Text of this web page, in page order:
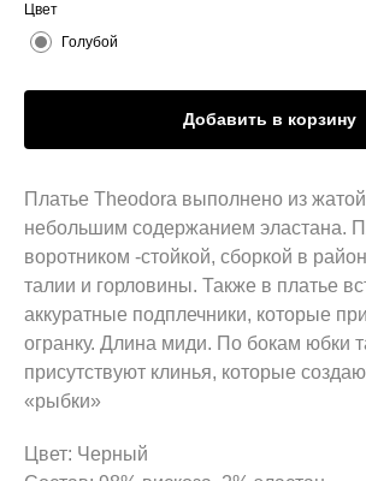
Цвет
Голубой
Добавить в корзину
Платье Theodora выполнено из
небольшим содержанием эластана.
воротником -стойкой, сборкой в
талии и горловины. Также в платье
аккуратные подплечники, которые
огранку. Длина миди. По бокам юбки
присутствуют клинья, которые
«рыбки»
Цвет: Черный